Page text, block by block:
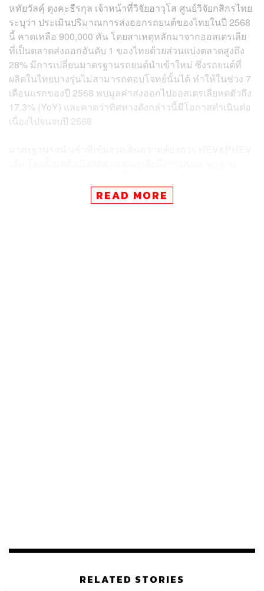
หทัยวัลคุ์ ตุงคะธีรกุล เจ้าหน้าที่วิจัยอาวุโส ศูนย์วิจัยกสิกรไทย
ระบุว่า ประเมินปริมาณการส่งออกรถยนต์ของไทยในปี 2568
นี้ คาดเหลือ 900,000 คัน โดยสาเหตุหลักมาจากออสเตรเลีย
ที่เป็นตลาดส่งออกอันดับ 1 ของไทยด้วยส่วนแบ่งตลาดสูงถึง
28% มีการเปลี่ยนมาตรฐานรถยนต์นำเข้าใหม่ ซึ่งรถยนต์ที่
ผลิตในไทยบางรุ่นไม่สามารถตอบโจทย์นั้นได้ ทำให้ในช่วง 7
เดือนแรกของปี 2568 พบมูลค่าส่งออกไปออสเตรเลียหดตัวถึง
17.3% (YoY) และคาดว่าทิศทางดังกล่าวนี้มีโอกาสดำเนินต่อ
เนื่องไปจนจบปี 2568
มาตรฐานประสิทธิภาพการปล่อยก๊าซเรือนกระจก
ไทยไม่ได้อานิสงส์ เพราะ HEV ที่ส่งไปบางรุ่นไม่ตอบโจทย์
READ MORE
RELATED STORIES